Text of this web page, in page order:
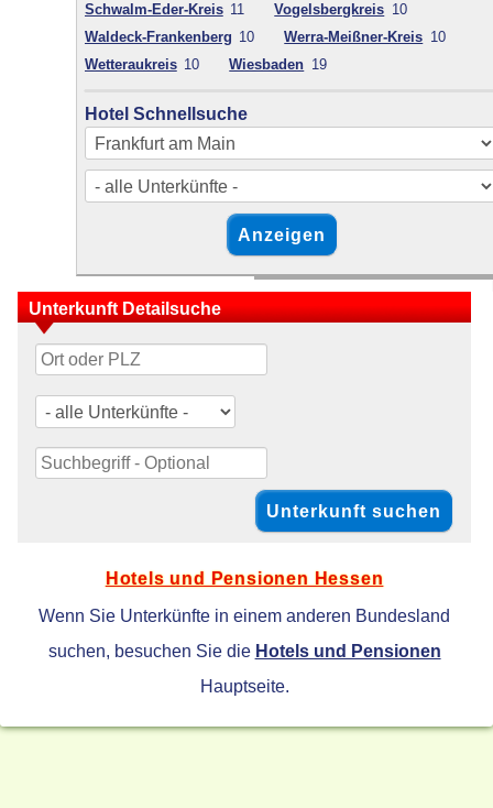
Schwalm-Eder-Kreis 11 Vogelsbergkreis 10
Waldeck-Frankenberg 10 Werra-Meißner-Kreis 10
Wetteraukreis 10 Wiesbaden 19
Hotel Schnellsuche
Unterkunft Detailsuche
Hotels und Pensionen Hessen
Wenn Sie Unterkünfte in einem anderen Bundesland
suchen, besuchen Sie die Hotels und Pensionen
Hauptseite.